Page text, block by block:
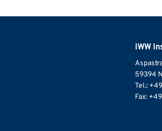
IWW
59394
Tel.:
Fax: